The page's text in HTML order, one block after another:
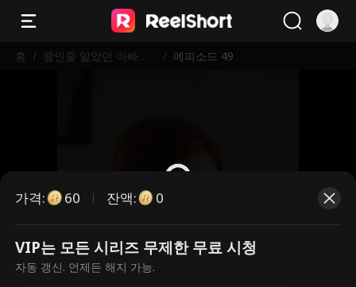
홈 / 꽝인줄 알았던 아빠가
/ 에피소드 49
유료 에피소드입니다. 시청하시려면
잠금을 해제해 주세요.
가격: 60 잔액: 0
VIP는 모든 시리즈 무제한 무료 시청
자동 갱신. 언제든 해지 가능.